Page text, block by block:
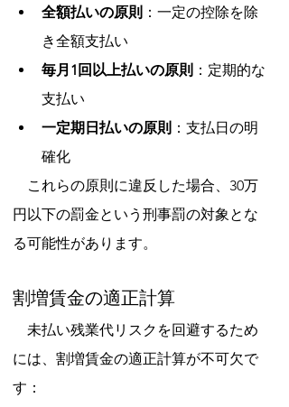
全額払いの原則 ：一定の控除を除
き全額支払い
毎月1回以上払いの原則 ：定期的な
支払い
一定期日払いの原則 ：支払日の明
確化
これらの原則に違反した場合、30万
円以下の罰金という刑事罰の対象とな
る可能性があります。
割増賃金の適正計算
未払い残業代リスクを回避するため
には、割増賃金の適正計算が不可欠で
す：